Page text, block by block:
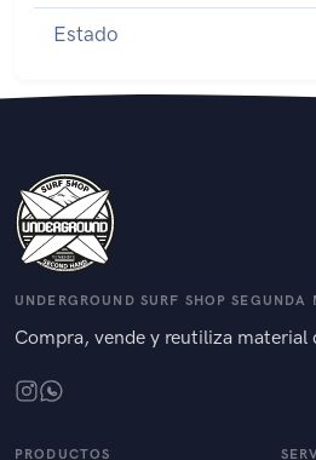
Estado
UNDERGROUND SURF SHOP SEGUNDA
Compra, vende y reutiliza
PRODUCTOS